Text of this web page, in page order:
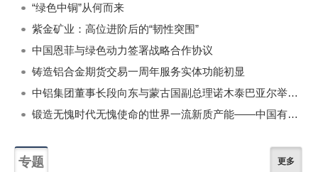
“绿色中铜”从何而来
紫金矿业：高位进阶后的“韧性突围”
中国恩菲与绿色动力签署战略合作协议
铸造铝合金期货交易一周年服务实体功能初显
中铝集团董事长段向东与蒙古国副总理诺木泰巴亚尔举行会谈
锻造无愧时代无愧使命的世界一流新质产能——中国有色金属工业的战略应对与破局之道（二）
专题 更多